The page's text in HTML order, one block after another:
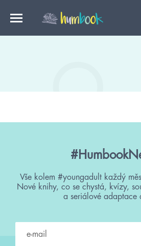
Vše kolem #youngadult každý
Nové knihy, co se chystá, kvízy,
a seriálové adaptace